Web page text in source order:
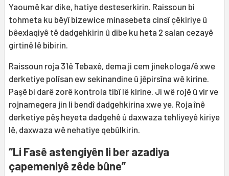
Yaoumê kar dike, hatiye desteserkirin. Raissoun bi
tohmeta ku bêyî bizewice minasebeta cinsî çêkiriye û
bêexlaqiyê tê dadgehkirin û dibe ku heta 2 salan cezayê
girtinê lê bibirin.
Raissoun roja 31ê Tebaxê, dema ji cem jinekologa/ê xwe
derketiye polîsan ew sekinandine û jêpirsîna wê kirine.
Paşê bi darê zorê kontrola tibî lê kirine. Ji wê rojê û vir ve
rojnamegera jin li bendî dadgehkirina xwe ye. Roja înê
derketiye pêş heyeta dadgehê û daxwaza tehliyeyê kiriye
lê, daxwaza wê nehatiye qebûlkirin.
“Li Fasê astengiyên li ber azadiya
çapemeniyê zêde bûne”